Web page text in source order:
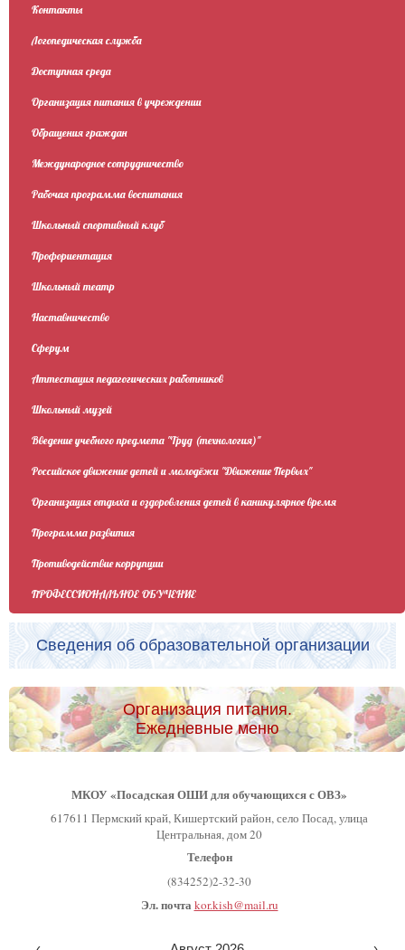
Контакты
Логопедическая служба
Доступная среда
Организация питания в учреждении
Обращения граждан
Международное сотрудничество
Рабочая программа воспитания
Школьный спортивный клуб
Профориентация
Школьный театр
Наставничество
Сферум
Аттестация педагогических работников
Школьный музей
Введение учебного предмета "Труд (технология)"
Российское движение детей и молодёжи "Движение Первых"
Организация отдыха и оздоровления детей в каникулярное время
Программа развития
Противодействие коррупции
ПРОФЕССИОНАЛЬНОЕ ОБУЧЕНИЕ
Сведения об образовательной организации
Организация питания.
Ежедневные меню
МКОУ «Посадская ОШИ для обучающихся с ОВЗ»
617611 Пермский край, Кишертский район, село Посад, улица
Центральная, дом 20
Телефон
(834252)2-32-30
Эл. почта kor.kish@mail.ru